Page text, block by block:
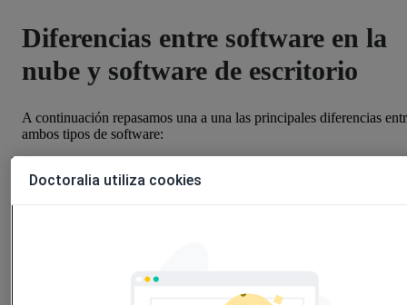
Diferencias entre software en la
nube y software de escritorio
A continuación repasamos una a una las principales diferencias
ambos tipos de software:
Instalación
Doctoralia utiliza cookies